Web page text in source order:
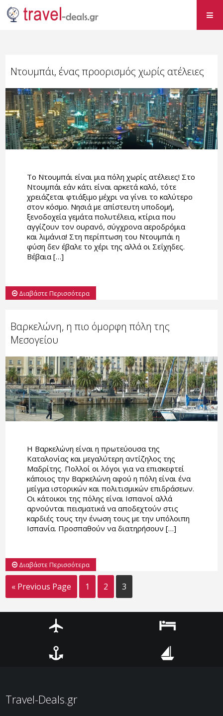
Ντουμπάι, ένας προορισμός χωρίς ατέλειες
Το Ντουμπάι είναι μια πόλη χωρίς ατέλειες! Στο
Ντουμπάι εάν κάτι είναι αρκετά καλό, τότε
χρειάζεται φτιάξιμο μέχρι να γίνει το καλύτερο
στον κόσμο. Νησιά με απίστευτη υποδομή,
ξενοδοχεία γεμάτα πολυτέλεια, κτίρια που
αγγίζουν τον ουρανό, σύγχρονα αεροδρόμια
και λιμάνια! Στη περίπτωση του Ντουμπάι η
φύση δεν έβαλε το χέρι της αλλά οι Σεΐχηδες.
Βέβαια […]
Διαβάστε Περισσότερα
Βαρκελώνη, η πιο όμορφη πόλη της
Μεσογείου
Η Βαρκελώνη είναι η πρωτεύουσα της
Καταλονίας και μεγαλύτερη αντίζηλος της
Μαδρίτης. Πολλοί οι λόγοι για να επισκεφτεί
κάποιος την Βαρκελώνη αφού η πόλη είναι ένα
μείγμα ιστορικών και πολιτισμικών επιδράσεων.
Οι κάτοικοι της πόλης είναι Ισπανοί αλλά
αρνούνται πεισματικά να αποδεχτούν στις
καρδιές τους την ένωση τους με την υπόλοιπη
Ισπανία. Προσπαθούν να διατηρήσουν […]
Διαβάστε Περισσότερα
« Previous Page 1 2 3
Travel-Deals.gr